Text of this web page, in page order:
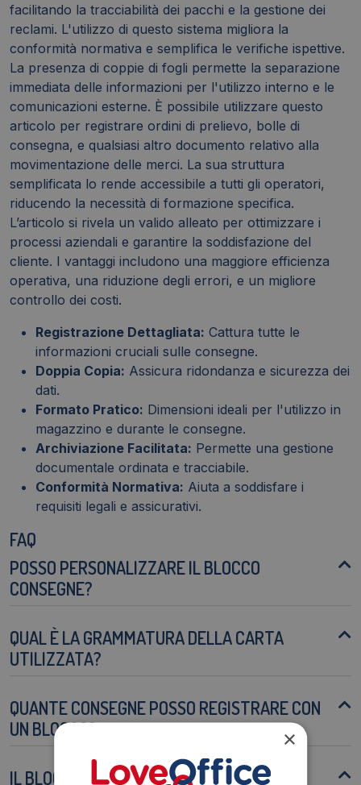
facilitando la tracciabilità dei pacchi e la gestione dei
reclami. L'utilizzo di questo sistema migliora la
conformità normativa e semplifica le verifiche ispettive.
La presenza di coppie di fogli permette la separazione
immediata delle informazioni per l'utilizzo interno e le
comunicazioni esterne. È possibile utilizzare questo
articolo per registrare ordini di prelievo, bolle di
consegna, e qualsiasi altro documento relativo alla
movimentazione delle merci. La sua struttura
semplificata lo rende accessibile a tutti gli operatori,
riducendo la necessità di formazione specifica.
L’articolo si rivela un valido alleato per ottimizzare i
processi aziendali e garantire la soddisfazione del
cliente. I vantaggi includono una maggiore efficienza
operativa, una riduzione degli errori, e un migliore
controllo dei costi.
Registrazione Dettagliata: Cattura tutte le
informazioni cruciali sulle consegne.
Doppia Copia: Assicura ridondanza e sicurezza dei
dati.
Formato Pratico: Dimensioni ideali per l'utilizzo in
magazzino e durante le consegne.
Archiviazione Facilitata: Permette una gestione
documentale ordinata e tracciabile.
Conformità Normativa: Aiuta a soddisfare i
requisiti legali e assicurativi.
FAQ
POSSO PERSONALIZZARE IL BLOCCO
CONSEGNE?
QUAL È LA GRAMMATURA DELLA CARTA
UTILIZZATA?
QUANTE CONSEGNE POSSO REGISTRARE CON
UN BLOCCO?
IL BLOCCO È ADATTO ALL'USO IN AMBIENTI
×